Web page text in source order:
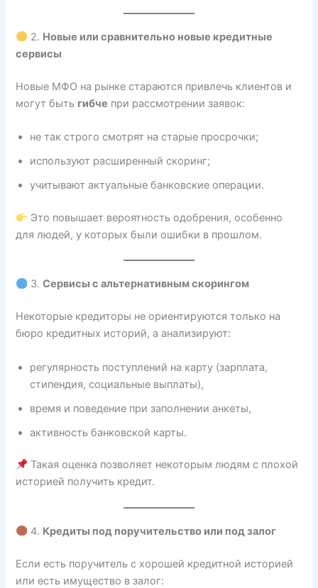
2. Новые или сравнительно новые кредитные
сервисы
Новые МФО на рынке стараются привлечь клиентов и
могут быть гибче при рассмотрении заявок:
не так строго смотрят на старые просрочки;
используют расширенный скоринг;
учитывают актуальные банковские операции.
Это повышает вероятность одобрения, особенно
для людей, у которых были ошибки в прошлом.
3.Сервисы с альтернативным скорингом
Некоторые кредиторы не ориентируются только на
бюро кредитных историй, а анализируют:
регулярность поступлений на карту (зарплата,
стипендия, социальные выплаты),
время и поведение при заполнении анкеты,
активность банковской карты.
Такая оценка позволяет некоторым людям с плохой
историей получить кредит.
4. Кредиты под поручительство или под залог
Если есть поручитель с хорошей кредитной историей
или есть имущество в залог: